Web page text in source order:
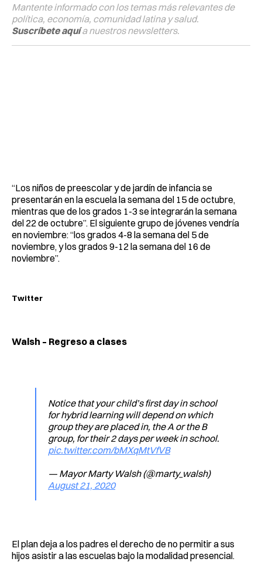
Mantente informado con los temas más relevantes de
política, economía, comunidad latina y salud.
Suscríbete aquía nuestros newsletters.
“Los niños de preescolar y de jardín de infancia se
presentarán en la escuela la semana del 15 de octubre,
mientras que de los grados 1-3 se integrarán la semana
del 22 de octubre”. El siguiente grupo de jóvenes vendría
en noviembre: “los grados 4-8 la semana del 5 de
noviembre, y los grados 9-12 la semana del 16 de
noviembre”.
Twitter
Walsh – Regreso a clases
Notice that your child’s first day in school
for hybrid learning will depend on which
group they are placed in, the A or the B
group, for their 2 days per week in school.
pic.twitter.com/bMXqMtVfVB
— Mayor Marty Walsh (@marty_walsh)
August 21, 2020
El plan deja a los padres el derecho de no permitir a sus
hijos asistir a las escuelas bajo la modalidad presencial.